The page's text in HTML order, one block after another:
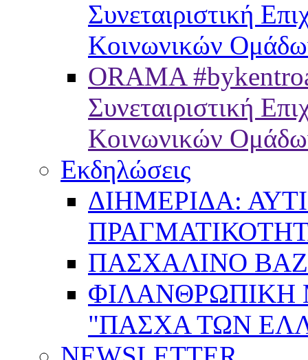
Συνεταιριστική
Κοινωνικών
ORAMA
Συνεταιριστική
Κοινωνικών
Εκδηλώσεις
ΔΙΗΜΕΡΙΔΑ:
ΠΑΣΧΑΛΙΝΟ
"ΠΑΣΧΑ ΤΩΝ